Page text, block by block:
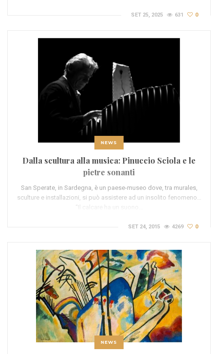
SET 25, 2025 631 0
NEWS
Dalla scultura alla musica: Pinuccio Sciola e le
pietre sonanti
San Sperate, in Sardegna, è un paese-museo dove, tra murales,
sculture e installazioni, si può assistere ad un insolito fenomeno…
“Il calcare ha un suono…
SET 24, 2015 4269 0
NEWS